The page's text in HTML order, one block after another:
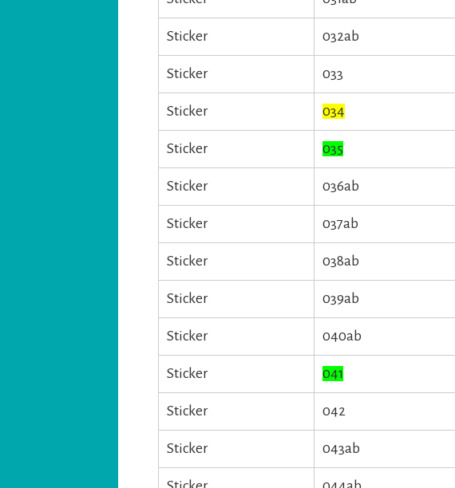
Sticker 032ab
Sticker 033
Sticker 034
Sticker 035
Sticker 036ab
Sticker 037ab
Sticker 038ab
Sticker 039ab
Sticker 040ab
Sticker 041
Sticker 042
Sticker 043ab